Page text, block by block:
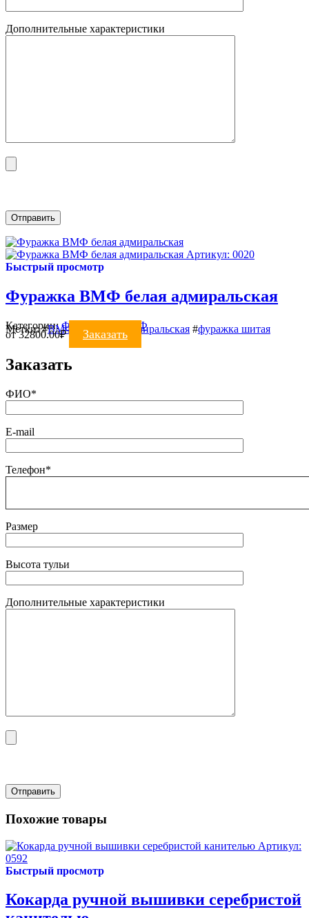
Дополнительные характеристики
Артикул: 0020
Быстрый просмотр
Фуражка ВМФ белая адмиральская
Категории: ФУРАЖКИ ВМФ
Метки:#ВМФ фуражка адмиральская #фуражка шитая
от32800.00₽ Заказать
Заказать
ФИО*
E-mail
Телефон*
Размер
Высота тульи
Дополнительные характеристики
Похожие товары
Артикул:
0592
Быстрый просмотр
Кокарда ручной вышивки серебристой